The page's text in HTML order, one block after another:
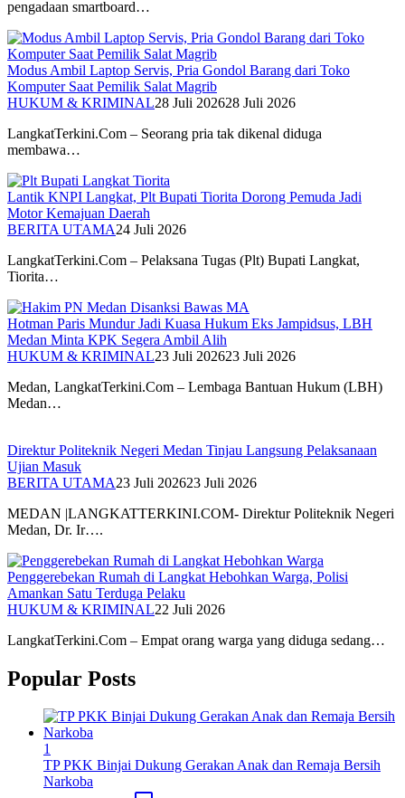
pengadaan smartboard…
Modus Ambil Laptop Servis, Pria Gondol Barang dari Toko
Komputer Saat Pemilik Salat Magrib
HUKUM & KRIMINAL28 Juli 202628 Juli 2026
LangkatTerkini.Com – Seorang pria tak dikenal diduga
membawa…
Lantik KNPI Langkat, Plt Bupati Tiorita Dorong Pemuda Jadi
Motor Kemajuan Daerah
BERITA UTAMA24 Juli 2026
LangkatTerkini.Com – Pelaksana Tugas (Plt) Bupati Langkat,
Tiorita…
Hotman Paris Mundur Jadi Kuasa Hukum Eks Jampidsus, LBH
Medan Minta KPK Segera Ambil Alih
HUKUM & KRIMINAL23 Juli 202623 Juli 2026
Medan, LangkatTerkini.Com – Lembaga Bantuan Hukum (LBH)
Medan…
Direktur Politeknik Negeri Medan Tinjau Langsung Pelaksanaan
Ujian Masuk
BERITA UTAMA23 Juli 202623 Juli 2026
MEDAN |LANGKATTERKINI.COM- Direktur Politeknik Negeri
Medan, Dr. Ir….
Penggerebekan Rumah di Langkat Hebohkan Warga, Polisi
Amankan Satu Terduga Pelaku
HUKUM & KRIMINAL22 Juli 2026
LangkatTerkini.Com – Empat orang warga yang diduga sedang…
Popular Posts
1
TP PKK Binjai Dukung Gerakan Anak dan Remaja Bersih
Narkoba